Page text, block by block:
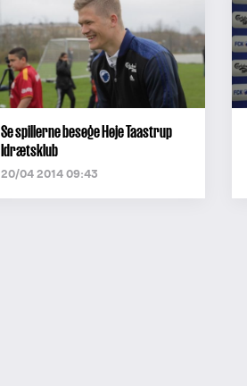
Se spillerne besøge Høje Taastrup
Idrætsklub
20/04 2014 09:43